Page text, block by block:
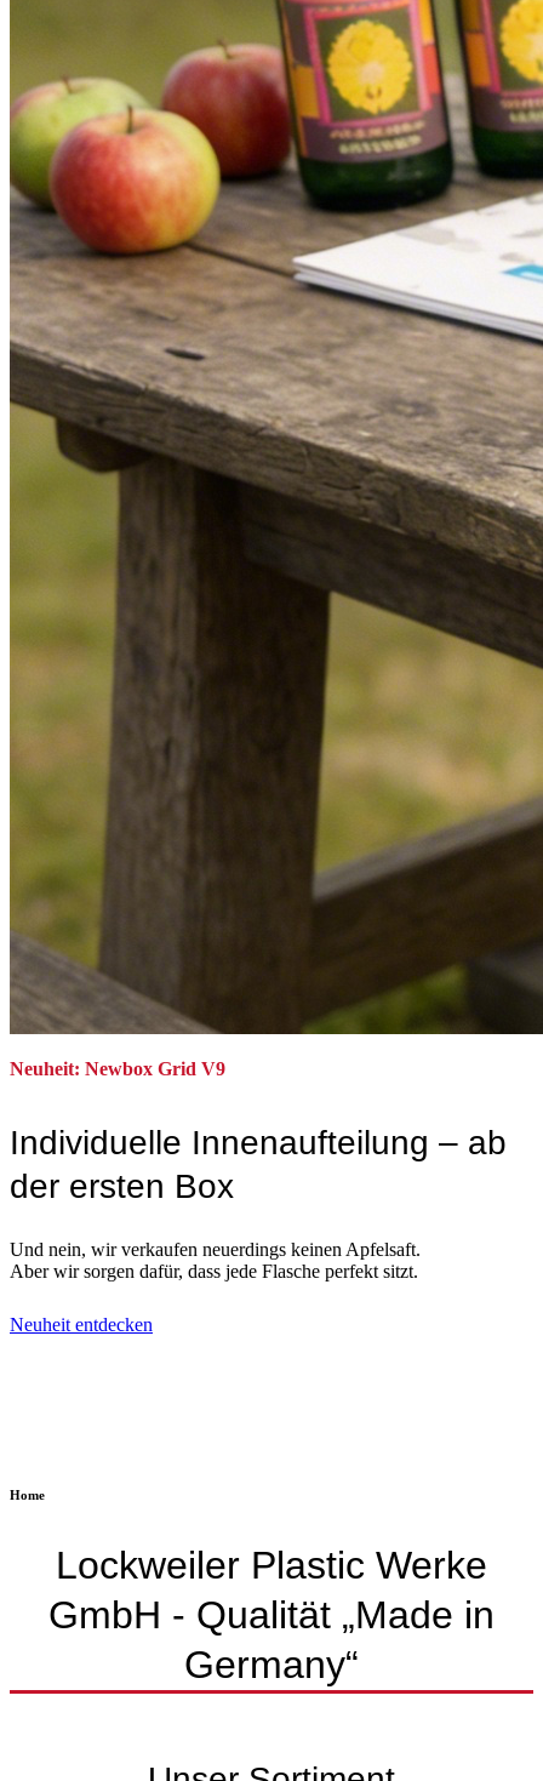
Neuheit: Newbox Grid V9
Individuelle Innenaufteilung – ab
der ersten Box
Und nein, wir verkaufen neuerdings keinen Apfelsaft.
Aber wir sorgen dafür, dass jede Flasche perfekt sitzt.
Neuheit entdecken
Home
Lockweiler Plastic Werke
GmbH - Qualität „Made in
Germany“